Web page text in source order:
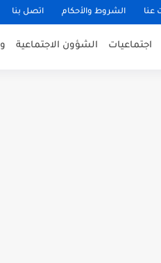
عنا الشروط والأحكام اتصل بنا
اجتماعيات الشؤون الاجتماعية